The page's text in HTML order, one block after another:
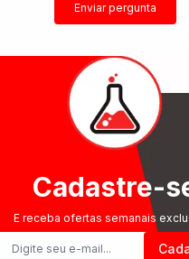
Enviar pergunta
Cadastre-
E receba ofertas semanais